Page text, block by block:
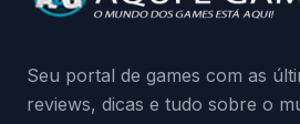
medidas contra acessos
Seu portal de games com as
reviews, dicas e tudo sobre o